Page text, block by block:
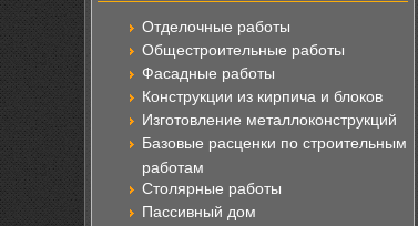
Отделочные работы
Общестроительные работы
Фасадные работы
Конструкции из кирпича и блоков
Изготовление металлоконструкций
Базовые расценки по строительным
работам
Столярные работы
Пассивный дом